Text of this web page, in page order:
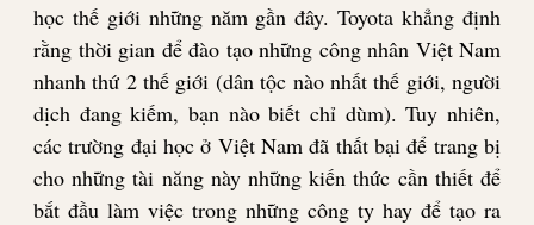
học thế giới những năm gần đây. Toyota khẳng định
rằng thời gian để đào tạo những công nhân Việt Nam
nhanh thứ 2 thế giới (dân tộc nào nhất thế giới, người
dịch đang kiếm, bạn nào biết chỉ dùm). Tuy nhiên,
các trường đại học ở Việt Nam đã thất bại để trang bị
cho những tài năng này những kiến thức cần thiết để
bắt đầu làm việc trong những công ty hay để tạo ra